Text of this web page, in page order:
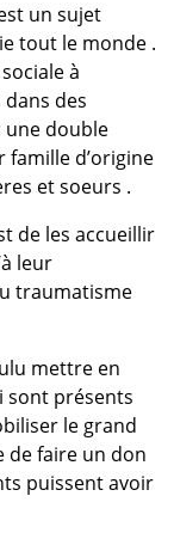
un sujet
tout le monde .
à
des
une double
famille d’origine
et soeurs .
de les accueillir
leur
traumatisme
mettre en
sont présents
le grand
de faire un don
puissent avoir